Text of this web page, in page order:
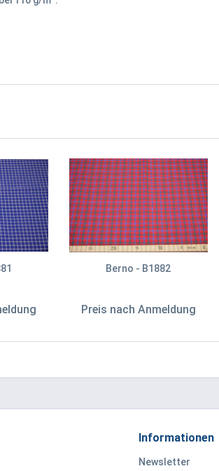
Berno - B1882
Preis nach Anmeldung
Informationen
Newsletter